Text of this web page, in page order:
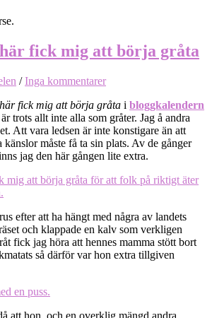
fick mig att börja gråta
/Inga kommentarer
fick mig att börja gråta i bloggkalendern
trots allt inte alla som gråter. Jag å andra
Att vara ledsen är inte konstigare än att
måste få ta sin plats. Av de gånger
jag den här gången lite extra.
efter att ha hängt med några av landets
och klappade en kalv som verkligen
fick jag höra att hennes mamma stött bort
så därför var hon extra tillgiven
att hon, och en overklig mängd andra